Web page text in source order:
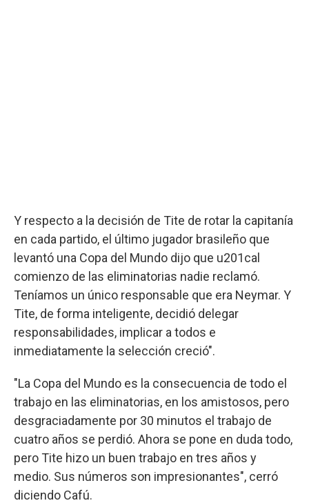
Y respecto a la decisión de Tite de rotar la capitanía
en cada partido, el último jugador brasileño que
levantó una Copa del Mundo dijo que u201cal
comienzo de las eliminatorias nadie reclamó.
Teníamos un único responsable que era Neymar. Y
Tite, de forma inteligente, decidió delegar
responsabilidades, implicar a todos e
inmediatamente la selección creció".
"La Copa del Mundo es la consecuencia de todo el
trabajo en las eliminatorias, en los amistosos, pero
desgraciadamente por 30 minutos el trabajo de
cuatro años se perdió. Ahora se pone en duda todo,
pero Tite hizo un buen trabajo en tres años y
medio. Sus números son impresionantes", cerró
diciendo Cafú.